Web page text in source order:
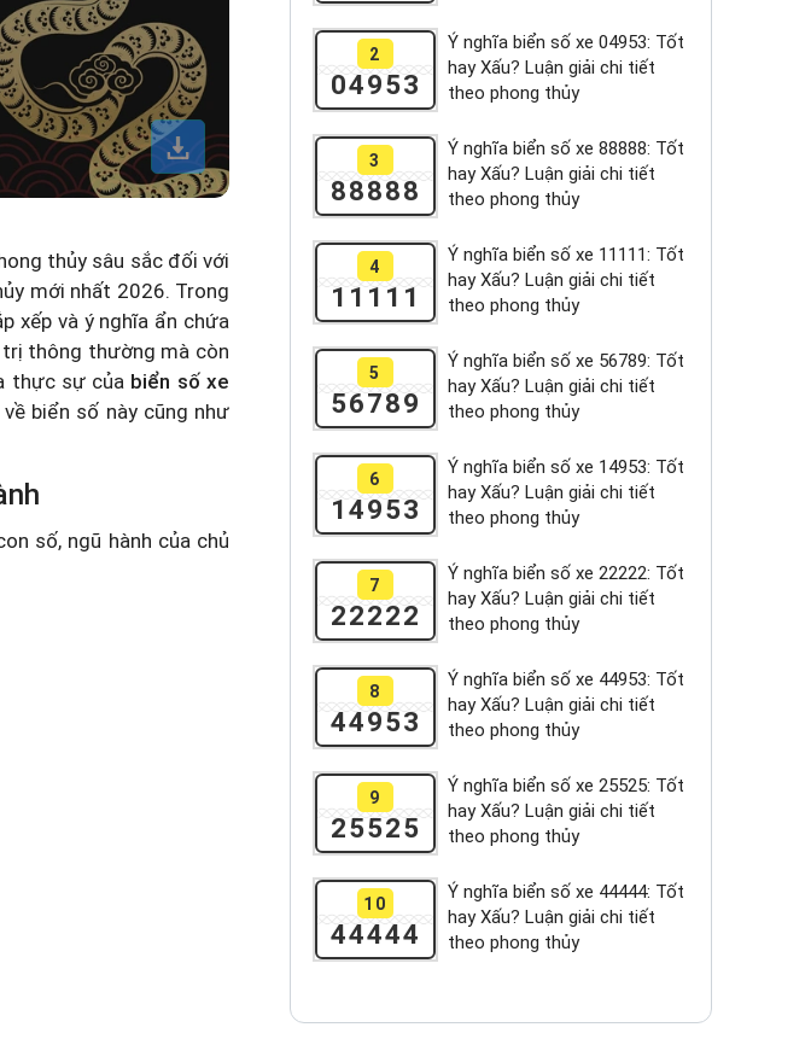
thủy sâu sắc đối với
mới nhất 2026. Trong
xếp và ý nghĩa ẩn chứa
trị thông thường mà còn
thực sự của biển số xe
biển số này cũng như
số, ngũ hành của chủ
2
04953
Ý nghĩa biển số xe 04953: Tốt
hay Xấu? Luận giải chi tiết
theo phong thủy
3
88888
Ý nghĩa biển số xe 88888: Tốt
hay Xấu? Luận giải chi tiết
theo phong thủy
4
11111
Ý nghĩa biển số xe 11111: Tốt
hay Xấu? Luận giải chi tiết
theo phong thủy
5
56789
Ý nghĩa biển số xe 56789: Tốt
hay Xấu? Luận giải chi tiết
theo phong thủy
6
14953
Ý nghĩa biển số xe 14953: Tốt
hay Xấu? Luận giải chi tiết
theo phong thủy
7
22222
Ý nghĩa biển số xe 22222: Tốt
hay Xấu? Luận giải chi tiết
theo phong thủy
8
44953
Ý nghĩa biển số xe 44953: Tốt
hay Xấu? Luận giải chi tiết
theo phong thủy
9
25525
Ý nghĩa biển số xe 25525: Tốt
hay Xấu? Luận giải chi tiết
theo phong thủy
10
44444
Ý nghĩa biển số xe 44444: Tốt
hay Xấu? Luận giải chi tiết
theo phong thủy